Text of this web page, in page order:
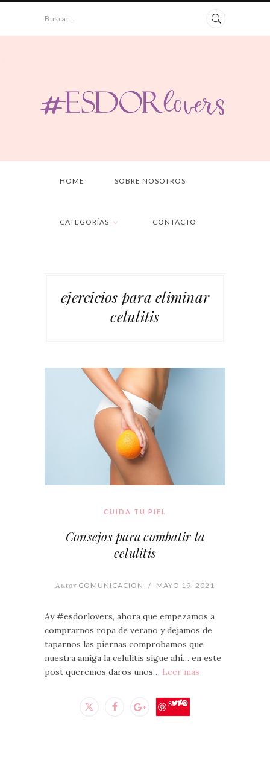
Buscar...
HOME SOBRE NOSOTROS
CATEGORÍAS CONTACTO
ejercicios para eliminar
celulitis
CUIDA TU PIEL
Consejos para combatir la
celulitis
Autor COMUNICACION / MAYO 19, 2021
Ay #esdorlovers, ahora que empezamos a
comprarnos ropa de verano y dejamos de
taparnos las piernas comprobamos que
nuestra amiga la celulitis sigue ahí… en este
post queremos daros unos… Leer más
Save